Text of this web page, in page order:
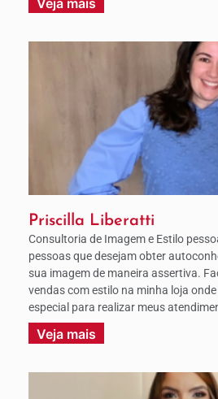
Veja mais
Priscilla Liberatti
Consultoria de Imagem e Estilo
pessoas que desejam obter
sua imagem de maneira assertiva.
vendas com estilo na minha loja
especial para realizar meus
Veja mais